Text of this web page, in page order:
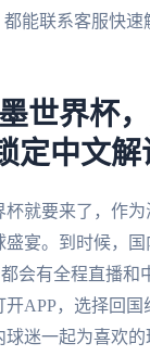
都能联系客服快
世界杯
定中文解
杯就要来了，作
盛宴。到时候，
会有全程直播和
APP，选择回国
球迷一起为喜欢